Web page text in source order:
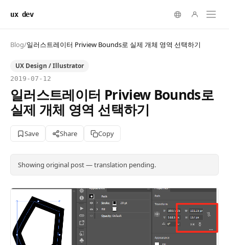
ux dev
Blog/일러스트레이터 Priview Bounds로 실제 개체 영역 선택하기
UX Design / Illustrator
2019-07-12
일러스트레이터 Priview Bounds로
실제 개체 영역 선택하기
Save Share Copy
Showing original post — translation pending.